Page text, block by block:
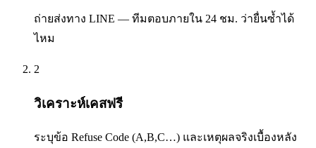
ถ่ายส่งทาง LINE — ทีมตอบภายใน 24 ชม. ว่ายื่นซ้ำได้
ไหม
2
วิเคราะห์เคสฟรี
ระบุข้อ Refuse Code (A,B,C…) และเหตุผลจริงเบื้องหลัง